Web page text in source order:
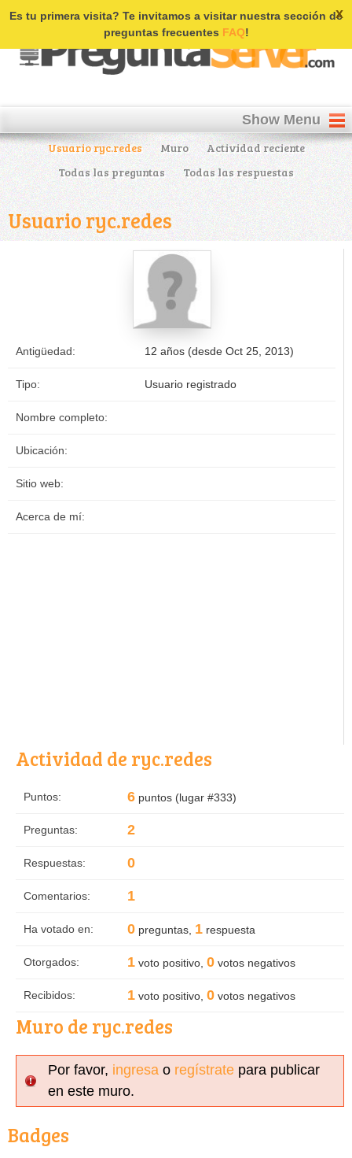
Login | Register
Es tu primera visita? Te invitamos a visitar nuestra sección de
preguntas frecuentes FAQ!
x
Show Menu
Usuario ryc.redes Muro
Actividad reciente
Todas las preguntas
Todas las respuestas
Usuario ryc.redes
Antigüedad: 12 años (desde Oct 25, 2013)
Tipo: Usuario registrado
Nombre completo:
Ubicación:
Sitio web:
Acerca de mí:
Actividad de ryc.redes
Puntos: 6 puntos (lugar #333)
Preguntas: 2
Respuestas: 0
Comentarios: 1
Ha votado en: 0 preguntas, 1 respuesta
Otorgados: 1 voto positivo, 0 votos negativos
Recibidos: 1 voto positivo, 0 votos negativos
Muro de ryc.redes
Por favor, ingresa o regístrate para publicar
en este muro.
Badges